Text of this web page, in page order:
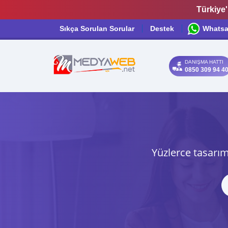
Sıkça Sorulan Sorular Destek
DANIŞMA HATTI
0850 309 94 40
Yüzlerce